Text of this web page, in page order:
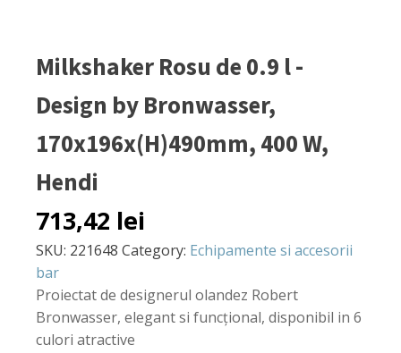
Milkshaker Rosu de 0.9 l -
Design by Bronwasser,
170x196x(H)490mm, 400 W,
Hendi
713,42 lei
SKU: 221648 Category: Echipamente si accesorii
bar
Proiectat de designerul olandez Robert
Bronwasser, elegant si funcțional, disponibil in 6
culori atractive